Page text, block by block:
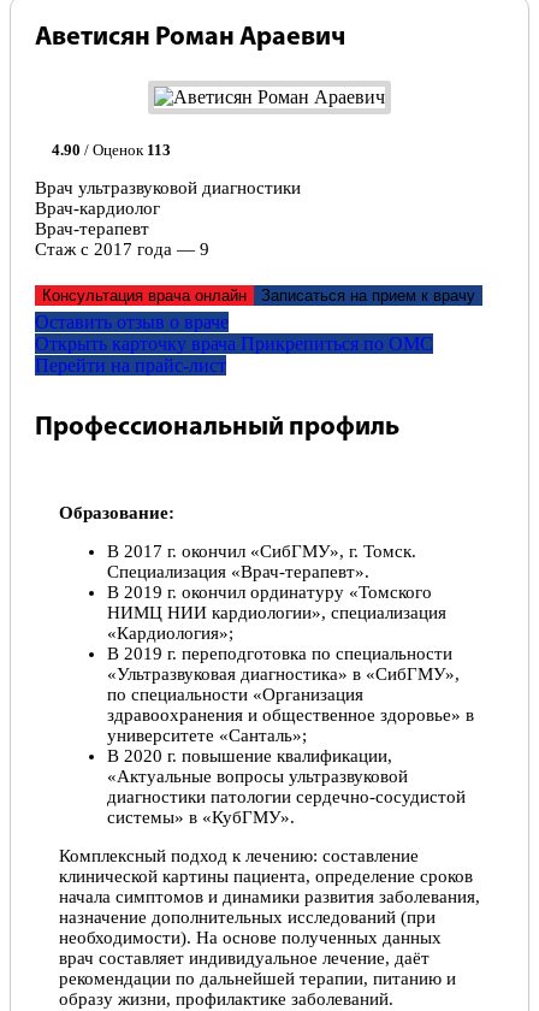
Аветисян Роман Араевич
4.90 / Оценок 113
Врач ультразвуковой диагностики
Врач-кардиолог
Врач-терапевт
Стаж с 2017 года — 9
Консультация врача онлайн Записаться на прием к врачу
Оставить отзыв о враче
Открыть карточку врача Прикрепитьcя по ОМС
Перейти на прайс-лист
Профессиональный профиль
Образование:
В 2017 г. окончил «СибГМУ», г. Томск.
Специализация «Врач-терапевт».
В 2019 г. окончил ординатуру «Томского
НИМЦ НИИ кардиологии», специализация
«Кардиология»;
В 2019 г. переподготовка по специальности
«Ультразвуковая диагностика» в «СибГМУ»,
по специальности «Организация
здравоохранения и общественное здоровье» в
университете «Санталь»;
В 2020 г. повышение квалификации,
«Актуальные вопросы ультразвуковой
диагностики патологии сердечно-сосудистой
системы» в «КубГМУ».
Комплексный подход к лечению: составление
клинической картины пациента, определение сроков
начала симптомов и динамики развития заболевания,
назначение дополнительных исследований (при
необходимости). На основе полученных данных
врач составляет индивидуальное лечение, даёт
рекомендации по дальнейшей терапии, питанию и
образу жизни, профилактике заболеваний.